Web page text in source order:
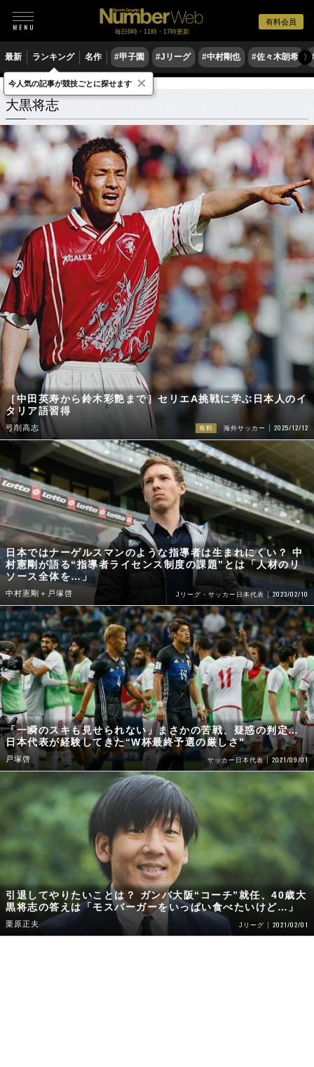
有料会員
毎日6時・11時・17時更新
最新 ランキング 名作 #甲子園 #Jリーグ #中村剛也 #佐々木朗希 〉
大黒将志 関連記事
大黒将志
［中田英寿から鈴木彩艶まで］セリエA挑戦に学ぶ日本人のイ
タリア語習得
弓削高志 有料 海外サッカー 2025/12/12
日本ではナーゲルスマンのような指導者は生まれにくい？ 中
村憲剛が語る“指導者ライセンス制度の課題”とは「人材のリ
ソース全体を…」
中村憲剛＋戸塚啓 Jリーグ・サッカー日本代表 2023/02/10
「一瞬のスキも見せられない」まさかの苦戦、疑惑の判定…
日本代表が経験してきた“W杯最終予選の厳しさ”
戸塚啓 サッカー日本代表 2021/09/01
引退してやりたいことは？ ガンバ大阪“コーチ”就任、40歳大
黒将志の答えは「モスバーガーをいっぱい食べたいけど…」
栗原正夫 Jリーグ 2021/02/01
今人気の記事が競技ごとに探せます ×